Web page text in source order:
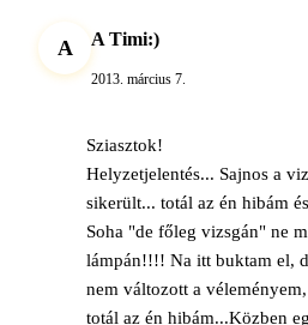
A A Timi:)
2013. március 7.
Sziasztok!
Helyzetjelentés... Sajnos a
sikerült... totál az én hibám
Soha "de főleg vizsgán" ne
lámpán!!!! Na itt buktam el,
nem változott a
totál az én hibám...Közben